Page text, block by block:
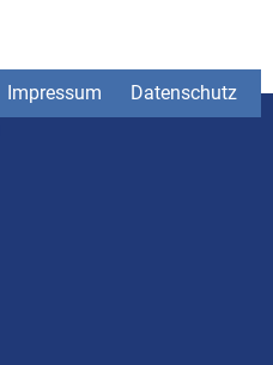
Impressum Datenschutz